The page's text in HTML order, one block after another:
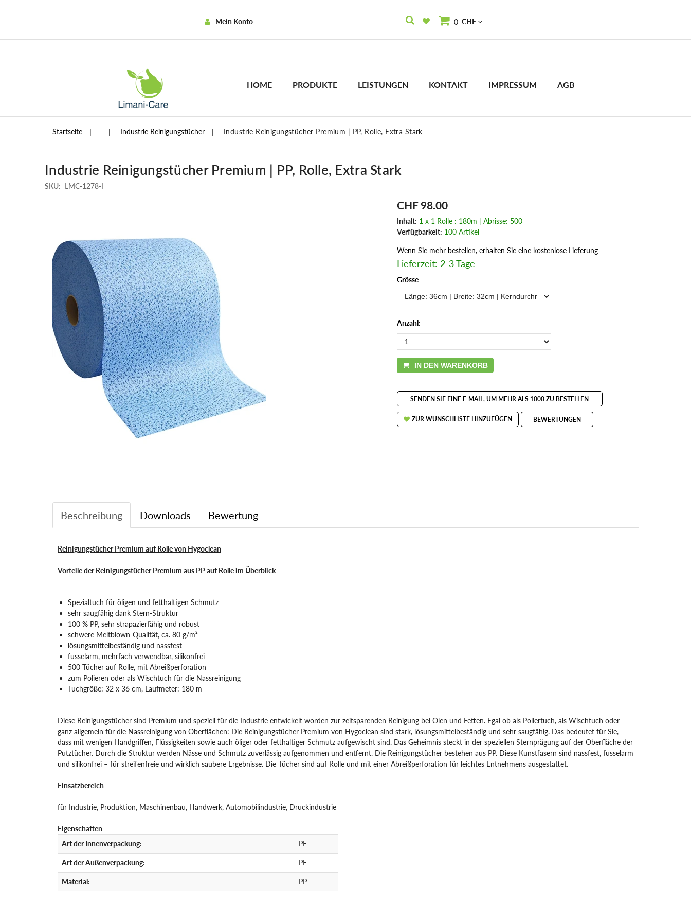
Mein Konto 0 CHF
HOME PRODUKTE LEISTUNGEN KONTAKT IMPRESSUM AGB
Startseite Industrie Reinigungstücher Industrie Reinigungstücher Premium | PP, Rolle, Extra Stark
Industrie Reinigungstücher Premium | PP, Rolle, Extra Stark
SKU: LMC-1278-I
CHF 98.00
Inhalt: 1 x 1 Rolle : 180m | Abrisse: 500
Verfügbarkeit: 100 Artikel
Wenn Sie mehr bestellen, erhalten Sie eine kostenlose Lieferung
Lieferzeit: 2-3 Tage
Grösse
Anzahl:
IN DEN WARENKORB
SENDEN SIE EINE E-MAIL, UM MEHR ALS 1000 ZU BESTELLEN
ZUR WUNSCHLISTE HINZUFÜGEN BEWERTUNGEN
Beschreibung Downloads Bewertung
Reinigungstücher Premium auf Rolle von Hygoclean
Vorteile der Reinigungstücher Premium aus PP auf Rolle im Überblick
Spezialtuch für öligen und fetthaltigen Schmutz
sehr saugfähig dank Stern-Struktur
100 % PP, sehr strapazierfähig und robust
schwere Meltblown-Qualität, ca. 80 g/m²
lösungsmittelbeständig und nassfest
fusselarm, mehrfach verwendbar, silikonfrei
500 Tücher auf Rolle, mit Abreißperforation
zum Polieren oder als Wischtuch für die Nassreinigung
Tuchgröße: 32 x 36 cm, Laufmeter: 180 m
Diese Reinigungstücher sind Premium und speziell für die Industrie entwickelt worden zur zeitsparenden Reinigung bei Ölen und Fetten. Egal ob als Poliertuch, als Wischtuch oder
ganz allgemein für die Nassreinigung von Oberflächen: Die Reinigungstücher Premium von Hygoclean sind stark, lösungsmittelbeständig und sehr saugfähig. Das bedeutet für Sie,
dass mit wenigen Handgriffen, Flüssigkeiten sowie auch öliger oder fetthaltiger Schmutz aufgewischt sind. Das Geheimnis steckt in der speziellen Sternprägung auf der Oberfläche der
Putztücher. Durch die Struktur werden Nässe und Schmutz zuverlässig aufgenommen und entfernt. Die Reinigungstücher bestehen aus PP. Diese Kunstfasern sind nassfest, fusselarm
und silikonfrei – für streifenfreie und wirklich saubere Ergebnisse. Die Tücher sind auf Rolle und mit einer Abreißperforation für leichtes Entnehmens ausgestattet.
Einsatzbereich
für Industrie, Produktion, Maschinenbau, Handwerk, Automobilindustrie, Druckindustrie
Eigenschaften
Art der Innenverpackung:
PE
Art der Außenverpackung: PE
Material: PP